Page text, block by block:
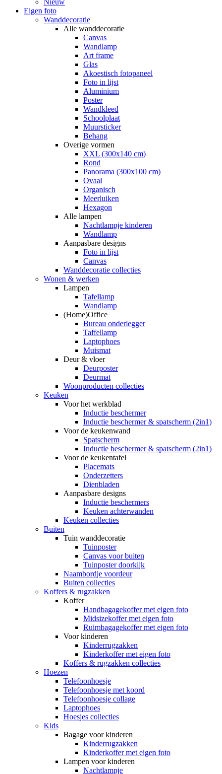
Eigen foto
Wanddecoratie
Alle wanddecoratie
Canvas
Wandlamp
Art frame
Glas
Akoestisch fotopaneel
Foto in lijst
Aluminium
Poster
Wandkleed
Schoolplaat
Muursticker
Behang
Overige vormen
XXL (300x140 cm)
Rond
Panorama (300x100 cm)
Ovaal
Organisch
Meerluiken
Hexagon
Alle lampen
Nachtlampje kinderen
Wandlamp
Aanpasbare designs
Foto in lijst
Canvas
Wanddecoratie collecties
Wonen & werken
Lampen
Tafellamp
Wandlamp
(Home)Office
Bureau onderlegger
Taffellamp
Laptophoes
Muismat
Deur & vloer
Deurposter
Deurmat
Woonproducten collecties
Keuken
Voor het werkblad
Inductie beschermer
Inductie beschermer & spatscherm (2in1)
Voor de keukenwand
Spatscherm
Inductie beschermer & spatscherm (2in1)
Voor de keukentafel
Placemats
Onderzetters
Dienbladen
Aanpasbare designs
Inductie beschermers
Keuken achterwanden
Keuken collecties
Buiten
Tuin wanddecoratie
Tuinposter
Canvas voor buiten
Tuinposter doorkijk
Naambordje voordeur
Buiten collecties
Koffers & rugzakken
Koffer
Handbagagekoffer met eigen foto
Midsizekoffer met eigen foto
Ruimbagagekoffer met eigen foto
Voor kinderen
Kinderrugzakken
Kinderkoffer met eigen foto
Koffers & rugzakken collecties
Hoezen
Telefoonhoesje
Telefoonhoesje met koord
Telefoonhoesje collage
Laptophoes
Hoesjes collecties
Kids
Bagage voor kinderen
Kinderrugzakken
Kinderkoffer met eigen foto
Lampen voor kinderen
Nachtlampje